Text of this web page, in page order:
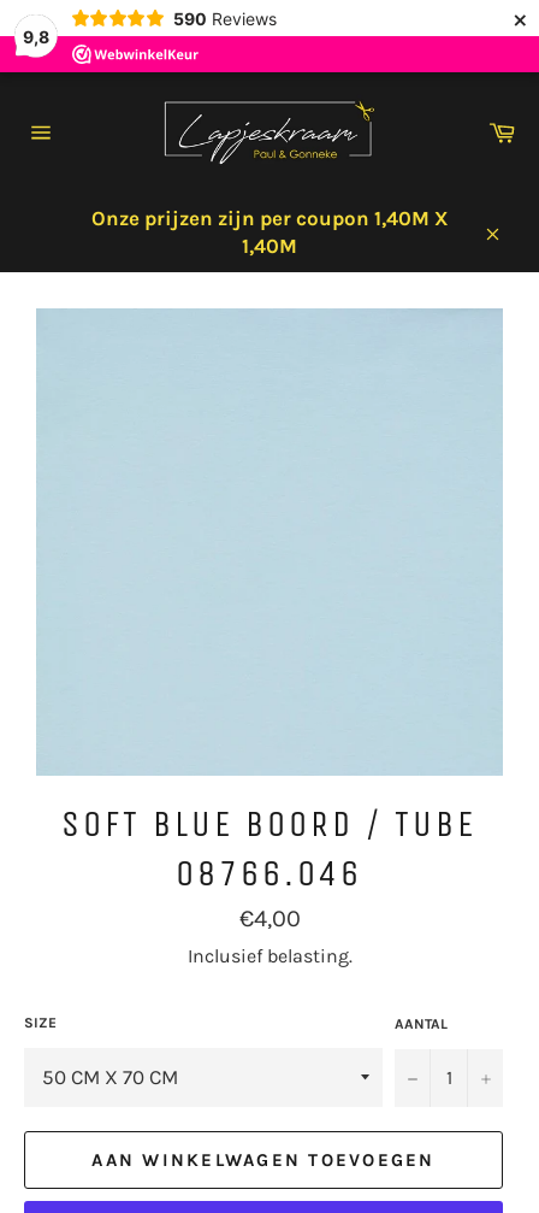
9,8
590 Reviews ×
Onze prijzen zijn per coupon 1,40M X
1,40M
SOFT BLUE BOORD / TUBE
08766.046
Normale
prijs
€4,00
Inclusief belasting.
SIZE AANTAL
− +
AAN WINKELWAGEN TOEVOEGEN